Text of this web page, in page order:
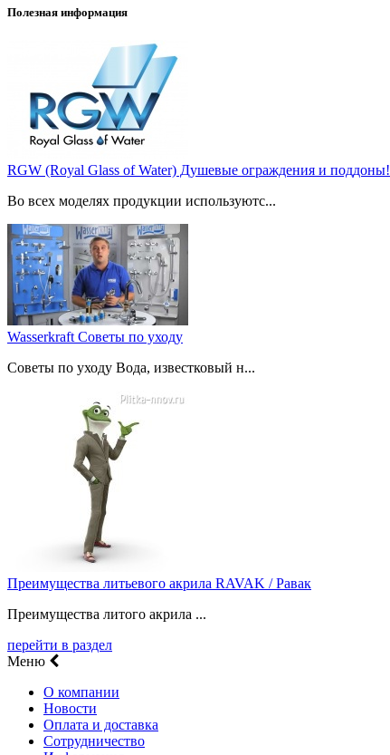
Полезная информация
RGW (Royal Glass of Water) Душевые ограждения и поддоны!
Во всех моделях продукции используютс...
Wasserkraft Советы по уходу
Советы по уходу Вода, известковый н...
Преимущества литьевого акрила RAVAK / Равак
Преимущества литого акрила ...
перейти в раздел
Меню
О компании
Новости
Оплата и доставка
Сотрудничество